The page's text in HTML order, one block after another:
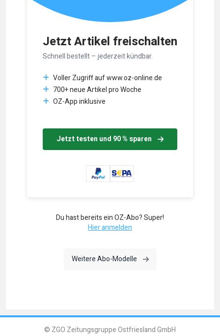
Jetzt Artikel freischalten
Schnell bestellt – jederzeit kündbar.
Voller Zugriff auf www.oz-online.de
700+ neue Artikel pro Woche
OZ-App inklusive
Jetzt testen und 90 % sparen
Du hast bereits ein OZ-Abo? Super!
Hier anmelden
Weitere Abo-Modelle
© ZGO Zeitungsgruppe Ostfriesland GmbH